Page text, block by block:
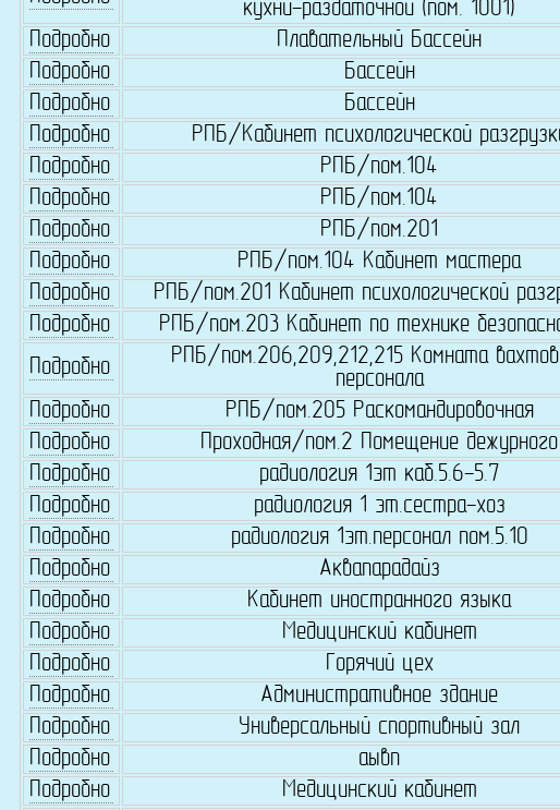
кухни-раздаточной (пом. 1001)
Подробно
Плавательный Бассейн
Подробно
Бассейн
Подробно
Бассейн
Подробно
РПБ/Кабинет психологической
Подробно
РПБ/пом.104
Подробно
РПБ/пом.104
Подробно
РПБ/пом.201
Подробно
РПБ/пом.104 Кабинет мастера
Подробно
РПБ/пом.201 Кабинет психологической
Подробно
РПБ/пом.203 Кабинет по технике
Подробно
РПБ/пом.206,209,212,215 Комната
персонала
Подробно
РПБ/пом.205 Раскомандировочная
Подробно
Проходная/пом.2 Помещение дежурного
Подробно
радиология 1эт каб.5.6-5.7
Подробно
радиология 1 эт.сестра-хоз
Подробно
радиология 1эт.персонал пом.5.10
Подробно
Аквапарадайз
Подробно
Кабинет иностранного языка
Подробно
Медицинский кабинет
Подробно
Горячий цех
Подробно
Административное здание
Подробно
Универсальный спортивный зал
Подробно
аывп
Подробно
Медицинский кабинет